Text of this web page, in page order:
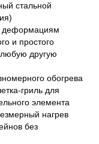
стальной
деформациям
и простого
другую
обогрева
гриль для
элемента
нагрев
без